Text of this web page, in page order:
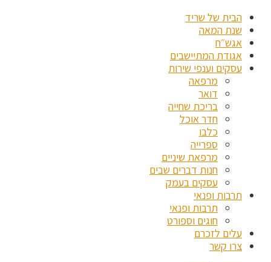
הבית של שריד
שנת המאה
אגש״ח
אגודת המתיישבים
עסקים וענפי שירות
מרפאה
דואר
בריכת שחייה
חדר אוכל
כלבו
ספרייה
מרפאת שיניים
חנות דברים שבים
עסקים בעמק
תרבות ופנאי
תרבות ופנאי
חוגים וספורט
עלים לזכרם
צרו קשר